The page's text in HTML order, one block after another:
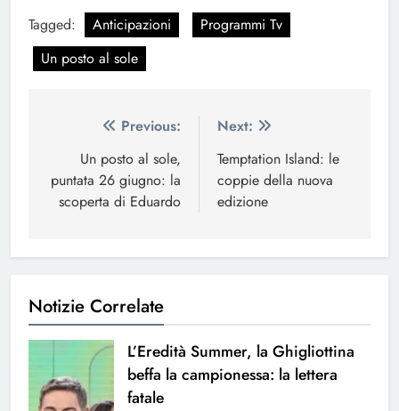
Tagged: Anticipazioni
Programmi Tv
Un posto al sole
Navigazione
articoli
Previous:
Un posto al sole,
puntata 26 giugno: la
scoperta di Eduardo
Next:
Temptation Island: le
coppie della nuova
edizione
Notizie Correlate
L’Eredità Summer, la Ghigliottina
beffa la campionessa: la lettera
fatale